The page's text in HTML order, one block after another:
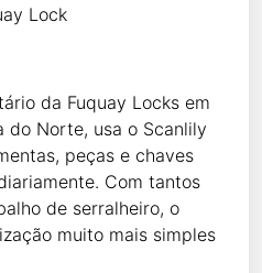
Lock
da Fuquay Locks em
do Norte, usa o Scanlily
peças e chaves
Com tantos
de serralheiro, o
muito mais simples